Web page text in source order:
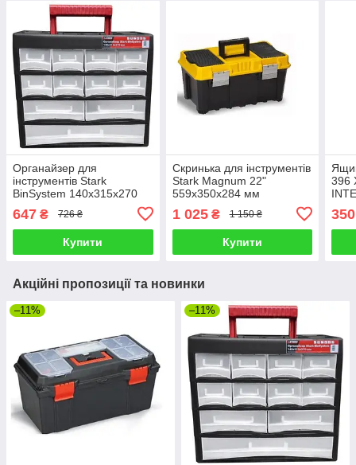
Органайзер для
інструментів Stark
BinSystem 140x315x270
647 ₴ 726 ₴
Купити
Скринька для інструментів
Stark Magnum 22"
559x350x284 мм
1 025₴ 1 150 ₴
Купити
396
350
Акційні пропозиції та новинки
–11% –11%